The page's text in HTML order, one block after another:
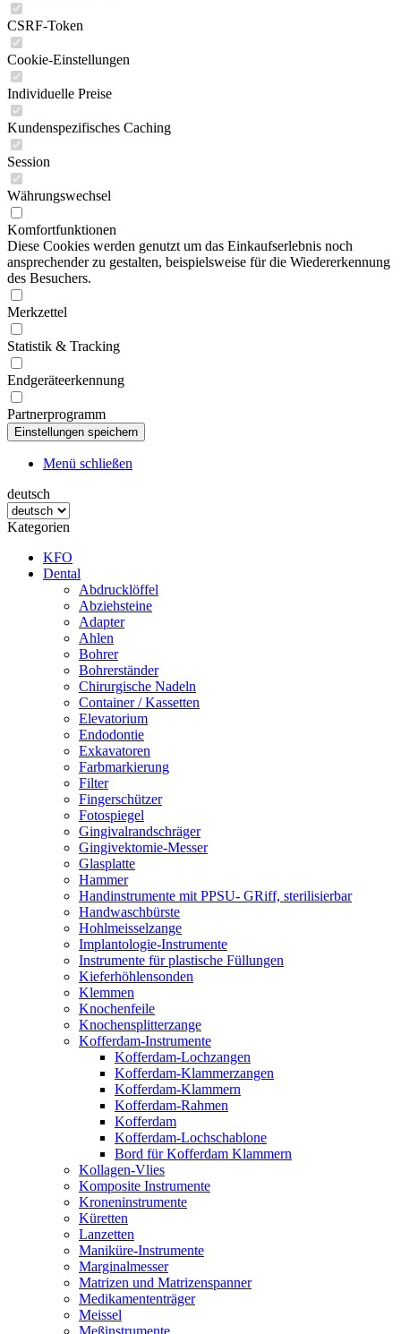
CSRF-Token
Cookie-Einstellungen
Individuelle Preise
Kundenspezifisches Caching
Session
Währungswechsel
Komfortfunktionen
Diese Cookies werden genutzt um das Einkaufserlebnis noch
ansprechender zu gestalten, beispielsweise für die Wiedererkennung
des Besuchers.
Merkzettel
Statistik & Tracking
Endgeräteerkennung
Partnerprogramm
Menü schließen
deutsch
Kategorien
KFO
Dental
Abdrucklöffel
Abziehsteine
Adapter
Ahlen
Bohrer
Bohrerständer
Chirurgische Nadeln
Container / Kassetten
Elevatorium
Endodontie
Exkavatoren
Farbmarkierung
Filter
Fingerschützer
Fotospiegel
Gingivalrandschräger
Gingivektomie-Messer
Glasplatte
Hammer
Handinstrumente mit PPSU- GRiff, sterilisierbar
Handwaschbürste
Hohlmeisselzange
Implantologie-Instrumente
Instrumente für plastische Füllungen
Kieferhöhlensonden
Klemmen
Knochenfeile
Knochensplitterzange
Kofferdam-Instrumente
Kofferdam-Lochzangen
Kofferdam-Klammerzangen
Kofferdam-Klammern
Kofferdam-Rahmen
Kofferdam
Kofferdam-Lochschablone
Bord für Kofferdam Klammern
Kollagen-Vlies
Komposite Instrumente
Kroneninstrumente
Küretten
Lanzetten
Maniküre-Instrumente
Marginalmesser
Matrizen und Matrizenspanner
Medikamententräger
Meissel
Meßinstrumente